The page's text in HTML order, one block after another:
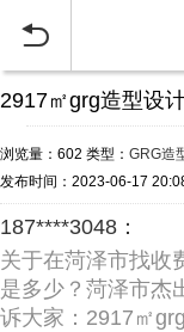

2917㎡grg造型设
浏览量：602 类型： GRG造
发布时间：2023-06-17
187****3048：
关于在菏泽市找收
是多少？菏泽市杰
诉大家：2917㎡